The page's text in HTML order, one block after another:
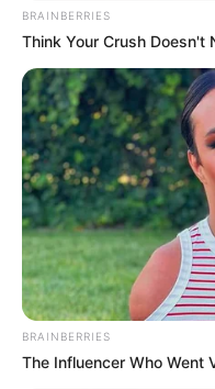
BRAINBERRIES
Think Your Crush Doesn't
BRAINBERRIES
The Influencer Who Went